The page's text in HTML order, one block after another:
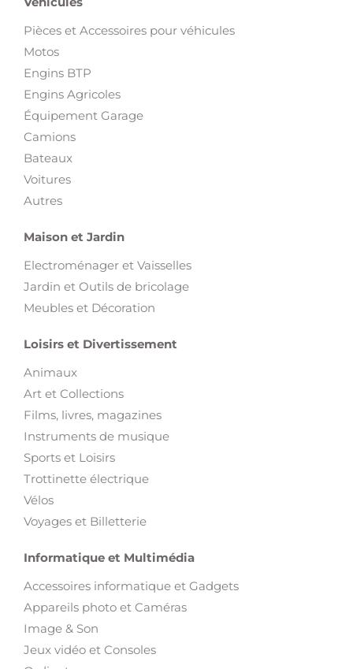
Pièces et Accessoires pour véhicules
Motos
Engins BTP
Engins Agricoles
Équipement Garage
Camions
Bateaux
Voitures
Autres
Maison et Jardin
Electroménager et Vaisselles
Jardin et Outils de bricolage
Meubles et Décoration
Loisirs et Divertissement
Animaux
Art et Collections
Films, livres, magazines
Instruments de musique
Sports et Loisirs
Trottinette électrique
Vélos
Voyages et Billetterie
Informatique et Multimédia
Accessoires informatique et Gadgets
Appareils photo et Caméras
Image & Son
Jeux vidéo et Consoles